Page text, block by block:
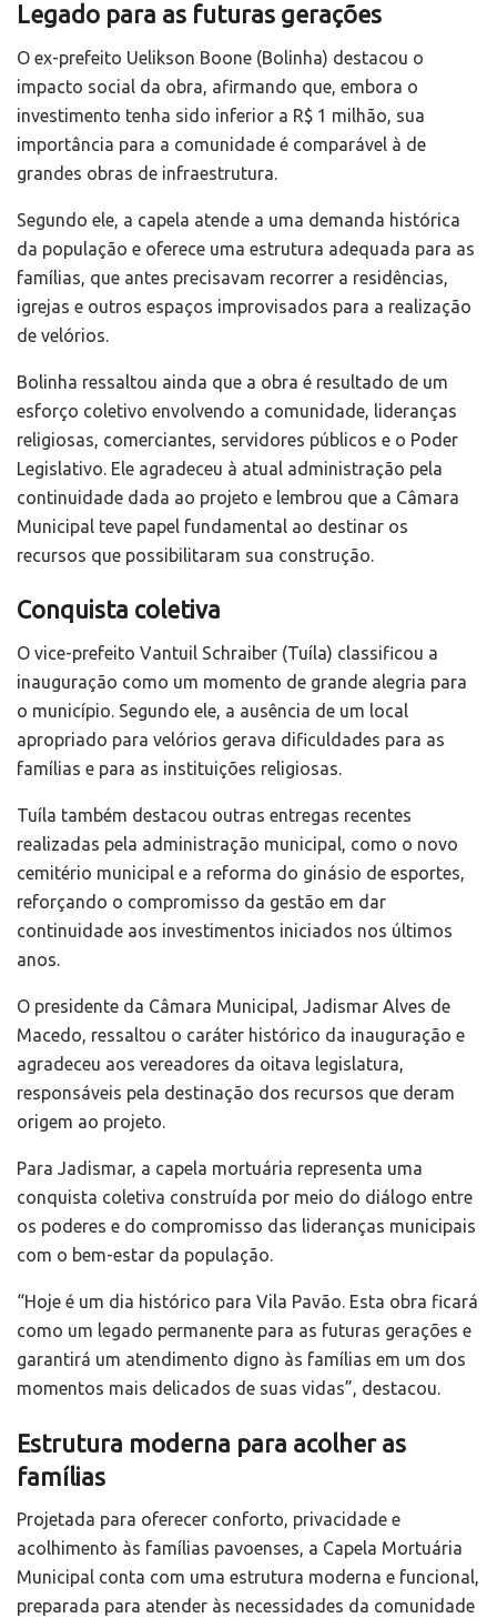
Legado para as futuras gerações
O ex-prefeito Uelikson Boone (Bolinha) destacou o
impacto social da obra, afirmando que, embora o
investimento tenha sido inferior a R$ 1 milhão, sua
importância para a comunidade é comparável à de
grandes obras de infraestrutura.
Segundo ele, a capela atende a uma demanda histórica
da população e oferece uma estrutura adequada para as
famílias, que antes precisavam recorrer a residências,
igrejas e outros espaços improvisados para a realização
de velórios.
Bolinha ressaltou ainda que a obra é resultado de um
esforço coletivo envolvendo a comunidade, lideranças
religiosas, comerciantes, servidores públicos e o Poder
Legislativo. Ele agradeceu à atual administração pela
continuidade dada ao projeto e lembrou que a Câmara
Municipal teve papel fundamental ao destinar os
recursos que possibilitaram sua construção.
Conquista coletiva
O vice-prefeito Vantuil Schraiber (Tuíla) classificou a
inauguração como um momento de grande alegria para
o município. Segundo ele, a ausência de um local
apropriado para velórios gerava dificuldades para as
famílias e para as instituições religiosas.
Tuíla também destacou outras entregas recentes
realizadas pela administração municipal, como o novo
cemitério municipal e a reforma do ginásio de esportes,
reforçando o compromisso da gestão em dar
continuidade aos investimentos iniciados nos últimos
anos.
O presidente da Câmara Municipal, Jadismar Alves de
Macedo, ressaltou o caráter histórico da inauguração e
agradeceu aos vereadores da oitava legislatura,
responsáveis pela destinação dos recursos que deram
origem ao projeto.
Para Jadismar, a capela mortuária representa uma
conquista coletiva construída por meio do diálogo entre
os poderes e do compromisso das lideranças municipais
com o bem-estar da população.
“Hoje é um dia histórico para Vila Pavão. Esta obra ficará
como um legado permanente para as futuras gerações e
garantirá um atendimento digno às famílias em um dos
momentos mais delicados de suas vidas”, destacou.
Estrutura moderna para acolher as
famílias
Projetada para oferecer conforto, privacidade e
acolhimento às famílias pavoenses, a Capela Mortuária
Municipal conta com uma estrutura moderna e funcional,
preparada para atender às necessidades da comunidade